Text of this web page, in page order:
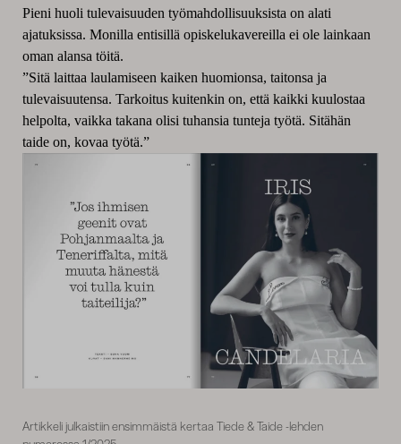
Pieni huoli tulevaisuuden työmahdollisuuksista on alati
ajatuksissa. Monilla entisillä opiskelukavereilla ei ole lainkaan
oman alansa töitä.
”Sitä laittaa laulamiseen kaiken huomionsa, taitonsa ja
tulevaisuutensa. Tarkoitus kuitenkin on, että kaikki kuulostaa
helpolta, vaikka takana olisi tuhansia tunteja työtä. Sitähän
taide on, kovaa työtä.”
Artikkeli julkaistiin ensimmäistä kertaa Tiede & Taide -lehden